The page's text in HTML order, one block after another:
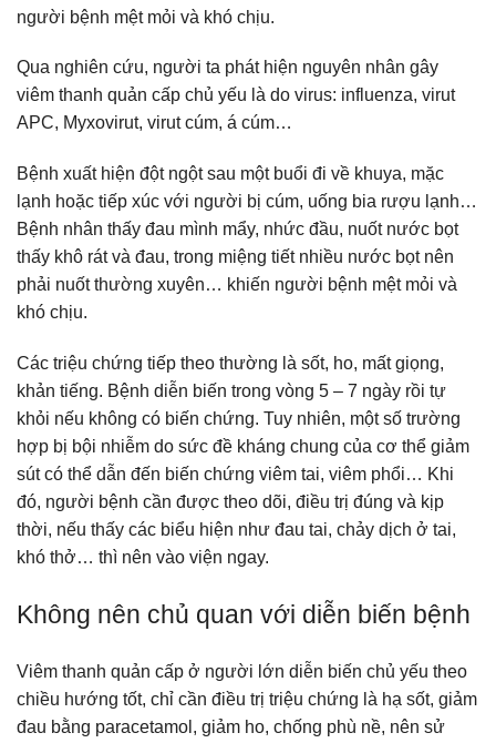
người bệnh mệt mỏi và khó chịu.
Qua nghiên cứu, người ta phát hiện nguyên nhân gây
viêm thanh quản cấp chủ yếu là do virus: influenza, virut
APC, Myxovirut, virut cúm, á cúm…
Bệnh xuất hiện đột ngột sau một buổi đi về khuya, mặc
lạnh hoặc tiếp xúc với người bị cúm, uống bia rượu lạnh…
Bệnh nhân thấy đau mình mẩy, nhức đầu, nuốt nước bọt
thấy khô rát và đau, trong miệng tiết nhiều nước bọt nên
phải nuốt thường xuyên… khiến người bệnh mệt mỏi và
khó chịu.
Các triệu chứng tiếp theo thường là sốt, ho, mất giọng,
khản tiếng. Bệnh diễn biến trong vòng 5 – 7 ngày rồi tự
khỏi nếu không có biến chứng. Tuy nhiên, một số trường
hợp bị bội nhiễm do sức đề kháng chung của cơ thể giảm
sút có thể dẫn đến biến chứng viêm tai, viêm phổi… Khi
đó, người bệnh cần được theo dõi, điều trị đúng và kịp
thời, nếu thấy các biểu hiện như đau tai, chảy dịch ở tai,
khó thở… thì nên vào viện ngay.
Không nên chủ quan với diễn biến bệnh
Viêm thanh quản cấp ở người lớn diễn biến chủ yếu theo
chiều hướng tốt, chỉ cần điều trị triệu chứng là hạ sốt, giảm
đau bằng paracetamol, giảm ho, chống phù nề, nên sử